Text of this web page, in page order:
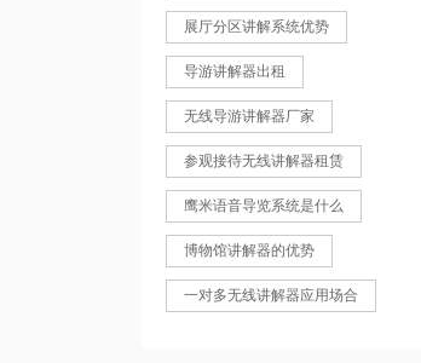
展厅分区讲解系统优势
导游讲解器出租
无线导游讲解器厂家
参观接待无线讲解器租赁
鹰米语音导览系统是什么
博物馆讲解器的优势
一对多无线讲解器应用场合